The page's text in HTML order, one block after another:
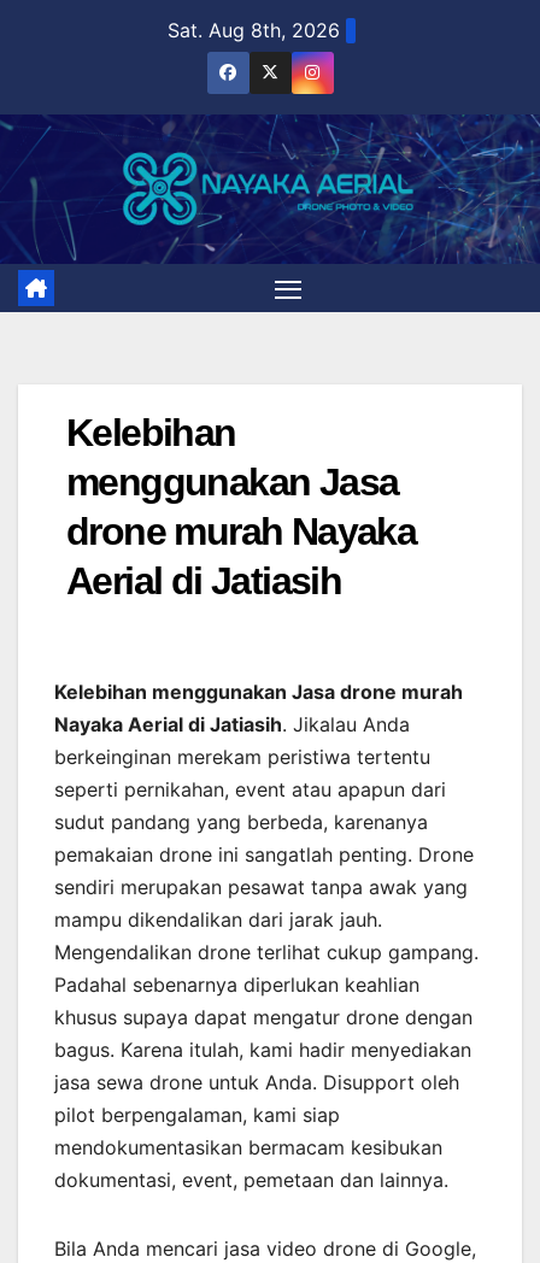
Sat. Aug 8th, 2026
Kelebihan
menggunakan Jasa
drone murah Nayaka
Aerial di Jatiasih
Kelebihan menggunakan Jasa drone murah
Nayaka Aerial di Jatiasih. Jikalau Anda
berkeinginan merekam peristiwa tertentu
seperti pernikahan, event atau apapun dari
sudut pandang yang berbeda, karenanya
pemakaian drone ini sangatlah penting. Drone
sendiri merupakan pesawat tanpa awak yang
mampu dikendalikan dari jarak jauh.
Mengendalikan drone terlihat cukup gampang.
Padahal sebenarnya diperlukan keahlian
khusus supaya dapat mengatur drone dengan
bagus. Karena itulah, kami hadir menyediakan
jasa sewa drone untuk Anda. Disupport oleh
pilot berpengalaman, kami siap
mendokumentasikan bermacam kesibukan
dokumentasi, event, pemetaan dan lainnya.
Bila Anda mencari jasa video drone di Google,